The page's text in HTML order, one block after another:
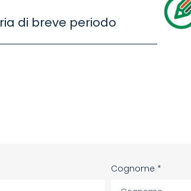
di breve periodo
Cognome *